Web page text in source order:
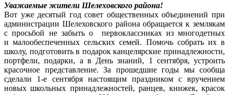
Уважаемые жители Шелеховского района!
Вот уже десятый год совет общественных объединений при
администрации Шелеховского района обращается к землякам
с просьбой не забыть о первоклассниках из многодетных
и малообеспеченных сельских семей. Помочь собрать их в
школу, подготовить в подарок канцелярские принадлежности,
портфели, подарки, а в День знаний, 1 сентября, устроить
красочное представление. За прошедшие годы мы сообща
сделали 1-е сентября настоящим праздником с вручением
новых школьных принадлежностей, ранцев, книжек, красок